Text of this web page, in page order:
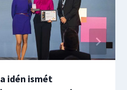
idén ismét